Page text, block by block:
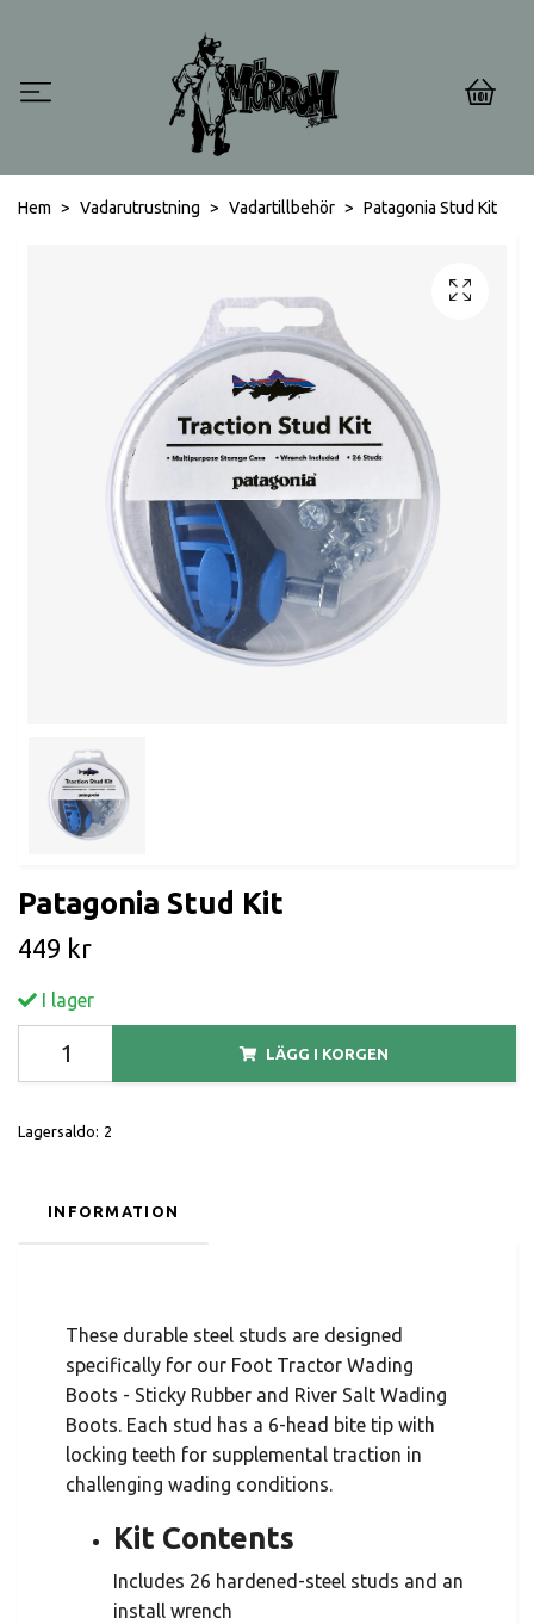
0
Hem Vadarutrustning Vadartillbehör Patagonia Stud Kit
Patagonia Stud Kit
449 kr
I lager
LÄGG I KORGEN
Lagersaldo: 2
INFORMATION
These durable steel studs are designed
specifically for our Foot Tractor Wading
Boots - Sticky Rubber and River Salt Wading
Boots. Each stud has a 6-head bite tip with
locking teeth for supplemental traction in
challenging wading conditions.
Kit Contents
Includes 26 hardened-steel studs and an
install wrench